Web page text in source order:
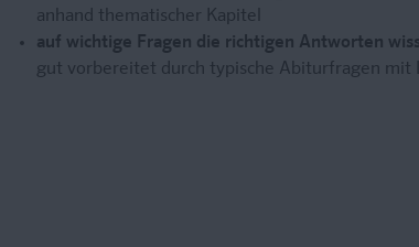
anhand thematischer Kapitel
auf wichtige Fragen die richtigen Antworten
gut vorbereitet durch typische Abiturfragen mit